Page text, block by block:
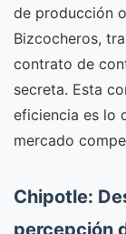
de producción
Bizcocheros,
contrato de
secreta. Esta
eficiencia es lo
mercado
Chipotle:
percepción